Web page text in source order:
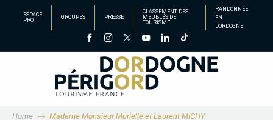
principal
ESPACE
PRO
GROUPES PRESSE
CLASSEMENT DES
MEUBLÉS DE
TOURISME
RANDONNÉE
EN
DORDOGNE
Home Madame Monsieur Murielle et Laurent MICHY